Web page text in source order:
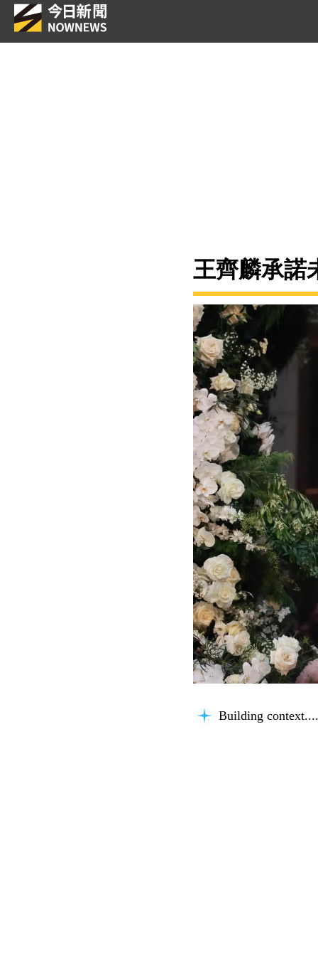
王齊麟承諾
Building context...